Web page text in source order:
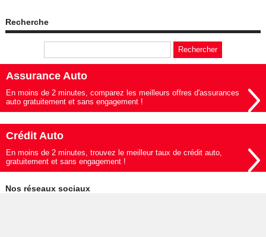
Recherche
Assurance Auto
En moins de 2 minutes, comparez les meilleurs offres d'assurances
auto gratuitement et sans engagement !
Crédit Auto
En moins de 2 minutes, trouvez le meilleur taux de crédit auto,
gratuitement et sans engagement !
Nos réseaux sociaux